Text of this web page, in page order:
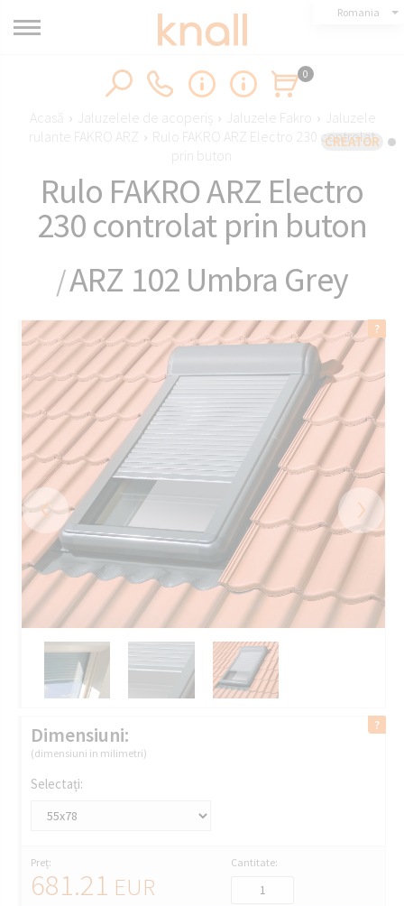
CREATOR
Romania
0
Acasă › Jaluzelele de acoperiș › Jaluzele Fakro ›
Jaluzele
rulante FAKRO ARZ › Rulo FAKRO ARZ Electro 230 controlat
prin buton
Rulo FAKRO ARZ Electro
230 controlat prin buton
/ARZ 102 Umbra Grey
‹ ›
Dimensiuni:
(dimensiuni in milimetri)
Selectați:
Preț:
681.21 EUR
Cantitate: